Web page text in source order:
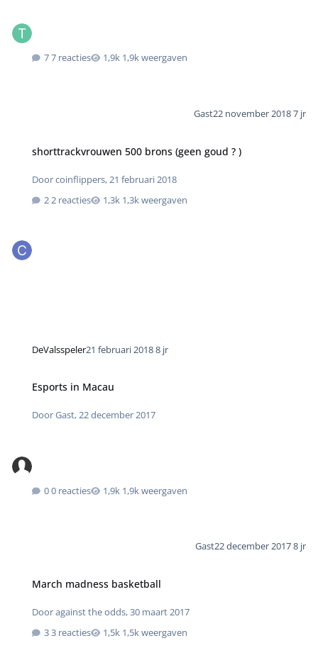
7 reacties 1,9k weergaven
Gast22 november 20187 jr
shorttrackvrouwen 500 brons (geen goud ? )
Doorcoinflippers,21 februari 2018
2 reacties
1,3k weergaven
DeValsspeler21 februari 20188 jr
Esports in Macau
DoorGast,22 december 2017
0 reacties 1,9k weergaven
Gast22 december 20178 jr
March madness basketball
Dooragainst the odds,30 maart 2017
3 reacties
1,5k weergaven